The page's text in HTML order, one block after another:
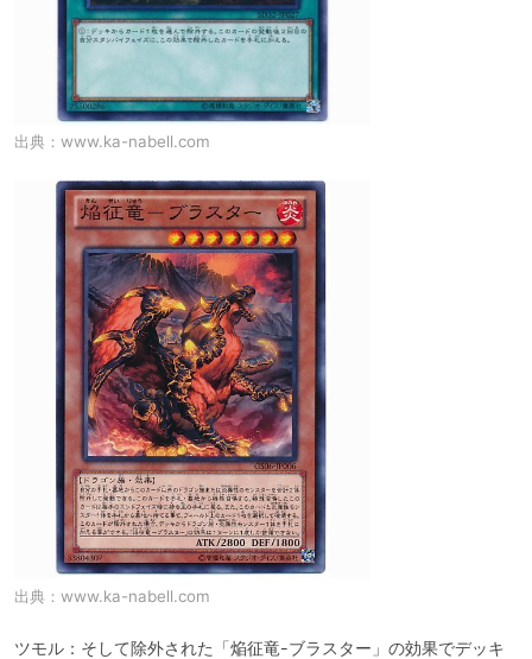
出典： www.ka-nabell.com
出典： www.ka-nabell.com
ツモル：そして除外された「焔征竜-ブラスター」の効果でデッキ